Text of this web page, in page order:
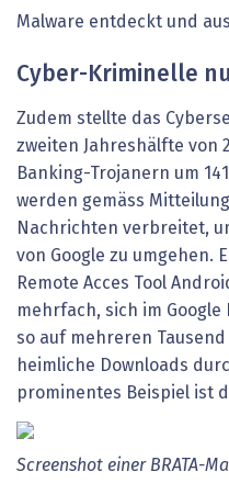
Malware entdeckt und
Cyber-Kriminelle
Zudem stellte das
zweiten Jahreshälfte von
Banking-Trojanern um
werden gemäss
Nachrichten verbreitet,
von Google zu umgehen.
Remote Acces Tool
mehrfach, sich im Google
so auf mehreren
heimliche Downloads
prominentes Beispiel ist
Screenshot einer BRATA-